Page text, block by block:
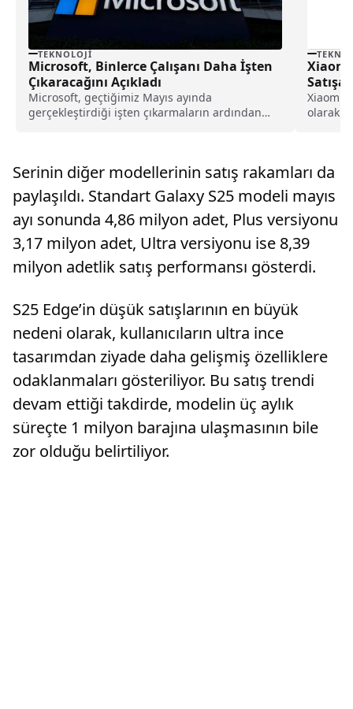
TEKNOLOJI
Microsoft, Binlerce Çalışanı Daha İşten
Çıkaracağını Açıkladı
Microsoft, geçtiğimiz Mayıs ayında
gerçekleştirdiği işten çıkarmaların ardından
Xiaomi
Satışa
Xiaomi,
olarak
Serinin diğer modellerinin satış rakamları da
paylaşıldı. Standart Galaxy S25 modeli mayıs
ayı sonunda 4,86 milyon adet, Plus versiyonu
3,17 milyon adet, Ultra versiyonu ise 8,39
milyon adetlik satış performansı gösterdi.
S25 Edge’in düşük satışlarının en büyük
nedeni olarak, kullanıcıların ultra ince
tasarımdan ziyade daha gelişmiş özelliklere
odaklanmaları gösteriliyor. Bu satış trendi
devam ettiği takdirde, modelin üç aylık
süreçte 1 milyon barajına ulaşmasının bile
zor olduğu belirtiliyor.